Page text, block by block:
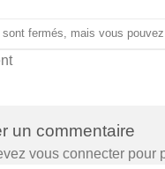
sont fermés, mais vous pouvez
un commentaire
vous connecter pour